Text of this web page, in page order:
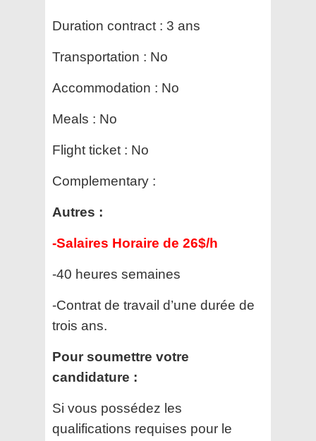
Duration contract : 3 ans
Transportation : No
Accommodation : No
Meals : No
Flight ticket : No
Complementary :
Autres :
-Salaires Horaire de 26$/h
-40 heures semaines
-Contrat de travail d’une durée de
trois ans.
Pour soumettre votre
candidature :
Si vous possédez les
qualifications requises pour le